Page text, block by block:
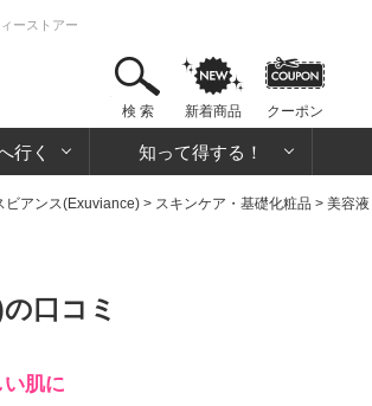
ーストアー
検 索 新着商品 クーポン
行く 知って得する！
ビアンス(Exuviance) > スキンケア・基礎化粧品 > 美容
口コミ
肌に